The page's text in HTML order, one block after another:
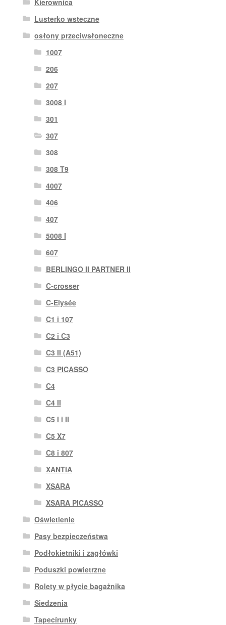
Lusterko wsteczne
osłony przeciwsłoneczne
1007
206
207
3008 I
301
307
308
308 T9
4007
406
407
5008 I
607
BERLINGO II PARTNER II
C-crosser
C-Elysée
C1 i 107
C2 i C3
C3 II (A51)
C3 PICASSO
C4
C4 II
C5 I i II
C5 X7
C8 i 807
XANTIA
XSARA
XSARA PICASSO
Oświetlenie
Pasy bezpieczeństwa
Podłokietniki i zagłówki
Poduszki powietrzne
Rolety w płycie bagażnika
Siedzenia
Tapecírunky